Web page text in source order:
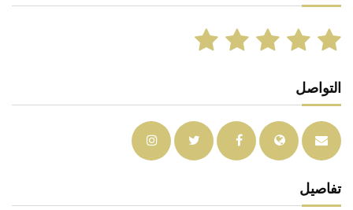
التواصل
تفاصيل